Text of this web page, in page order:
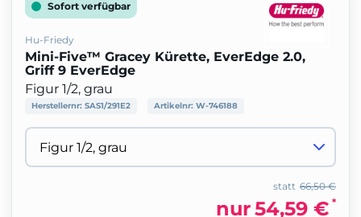
Sofort verfügbar
Hu-Friedy
Mini-Five™ Gracey Kürette, EverEdge 2.0,
Griff 9 EverEdge
Figur 1/2, grau
Herstellernr: SAS1/291E2 Artikelnr: W-746188
66,50 €
statt
nur54,59 € *